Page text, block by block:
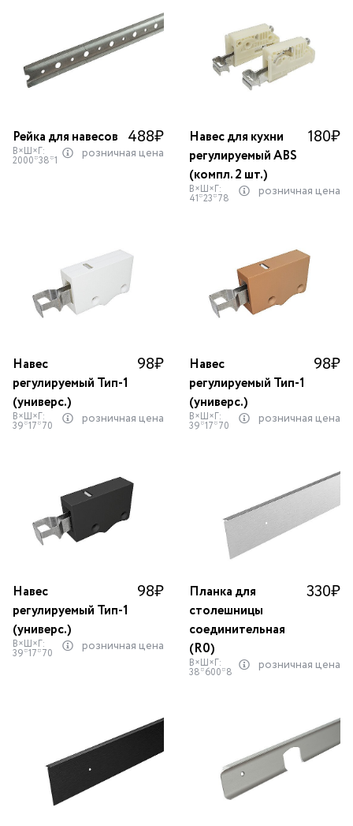
Рейка для навесов 488₽
В×Ш×Г:
2000*38*1 розничная цена
Навес для кухни
регулируемый ABS
(компл. 2 шт.)
180₽
В×Ш×Г:
41*23*78 розничная цена
Навес
регулируемый Тип-1
(универс.)
98₽
В×Ш×Г:
39*17*70 розничная цена
Навес
регулируемый Тип-1
(универс.)
98₽
В×Ш×Г:
39*17*70 розничная цена
Навес
регулируемый Тип-1
(универс.)
98₽
В×Ш×Г:
39*17*70 розничная цена
Планка для
столешницы
соединительная
(R0)
330₽
В×Ш×Г:
38*600*8 розничная цена